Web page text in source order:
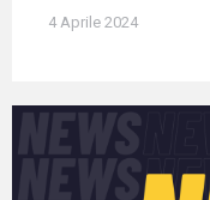
4 Aprile 2024